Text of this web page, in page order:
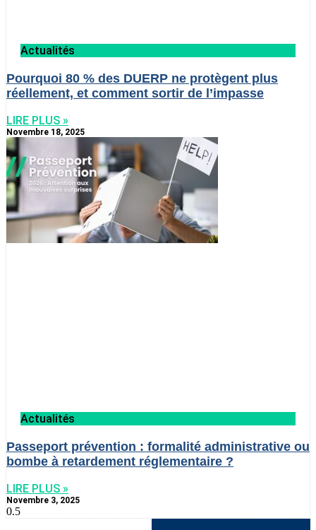
Actualités
Pourquoi 80 % des DUERP ne protègent plus
réellement, et comment sortir de l’impasse
LIRE PLUS »
Novembre 18, 2025
Actualités
Passeport prévention : formalité administrative ou
bombe à retardement réglementaire ?
LIRE PLUS »
Novembre 3, 2025